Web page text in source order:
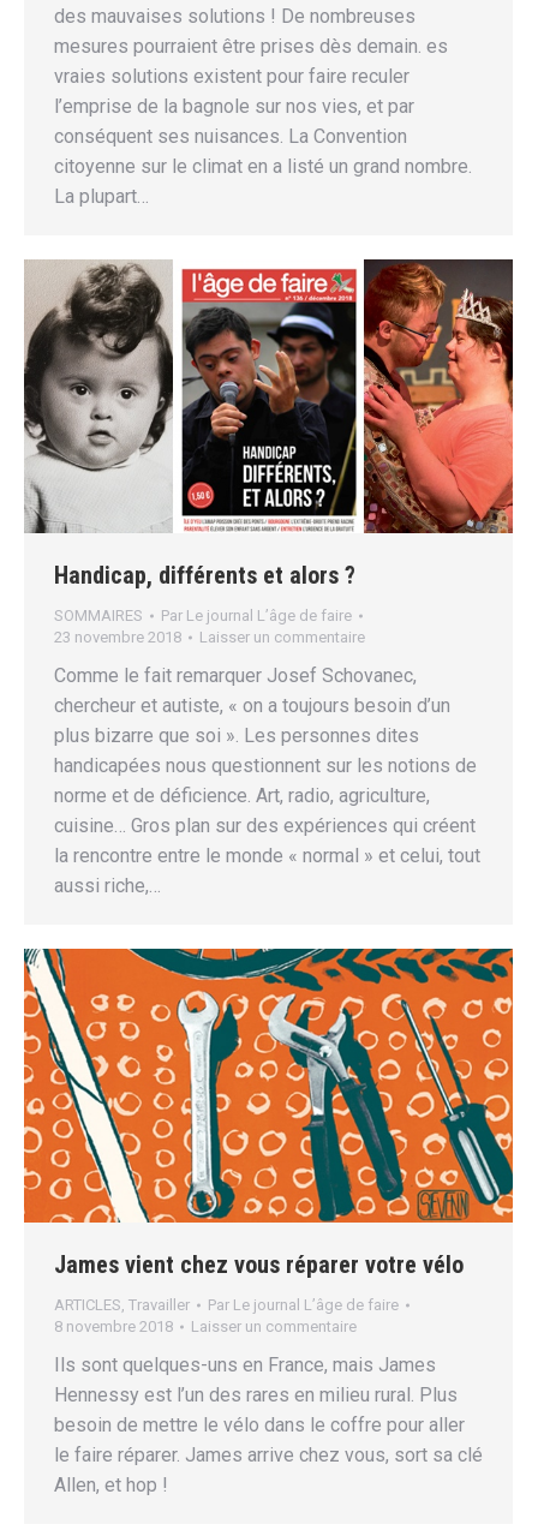
des mauvaises solutions ! De nombreuses
mesures pourraient être prises dès demain. es
vraies solutions existent pour faire reculer
l’emprise de la bagnole sur nos vies, et par
conséquent ses nuisances. La Convention
citoyenne sur le climat en a listé un grand nombre.
La plupart…
Handicap, différents et alors ?
SOMMAIRES Par Le journal L’âge de faire
23 novembre 2018
Laisser un commentaire
Comme le fait remarquer Josef Schovanec,
chercheur et autiste, « on a toujours besoin d’un
plus bizarre que soi ». Les personnes dites
handicapées nous questionnent sur les notions de
norme et de déficience. Art, radio, agriculture,
cuisine… Gros plan sur des expériences qui créent
la rencontre entre le monde « normal » et celui, tout
aussi riche,…
James vient chez vous réparer votre vélo
ARTICLES, Travailler Par Le journal L’âge de faire
8 novembre 2018
Laisser un commentaire
Ils sont quelques-uns en France, mais James
Hennessy est l’un des rares en milieu rural. Plus
besoin de mettre le vélo dans le coffre pour aller
le faire réparer. James arrive chez vous, sort sa clé
Allen, et hop !